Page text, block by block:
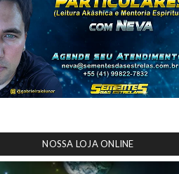
NOSSA LOJA ONLINE